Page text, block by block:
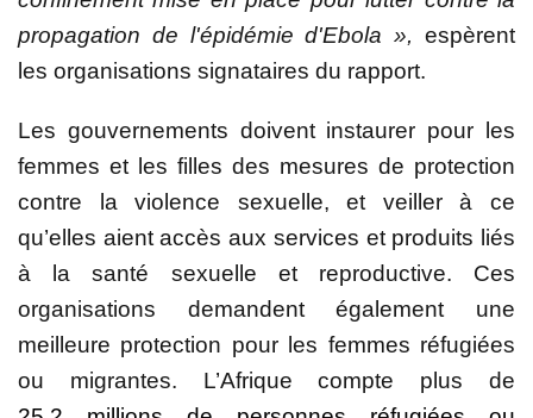
propagation de l'épidémie d'Ebola », espèrent
les organisations signataires du rapport.
Les gouvernements doivent instaurer pour les
femmes et les filles des mesures de protection
contre la violence sexuelle, et veiller à ce
qu’elles aient accès aux services et produits liés
à la santé sexuelle et reproductive. Ces
organisations demandent également une
meilleure protection pour les femmes réfugiées
ou migrantes. L’Afrique compte plus de